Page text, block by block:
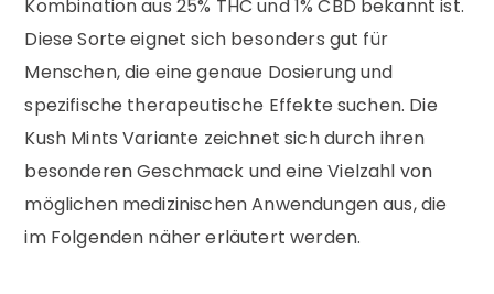
Kombination aus 25% THC und 1% CBD bekannt ist.
Diese Sorte eignet sich besonders gut für
Menschen, die eine genaue Dosierung und
spezifische therapeutische Effekte suchen. Die
Kush Mints Variante zeichnet sich durch ihren
besonderen Geschmack und eine Vielzahl von
möglichen medizinischen Anwendungen aus, die
im Folgenden näher erläutert werden.